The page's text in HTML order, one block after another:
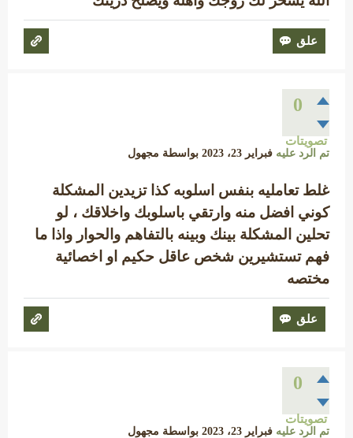
0
تصويتات
تم الرد عليه فبراير 23، 2023 بواسطة مجهول
غلط تعامليه بنفس اسلوبه كذا تزيدين المشكلة
كوني افضل منه وارتقي باسلوبك واخلاقك ، لو
تحلين المشكلة بينك وبينه بالتفاهم والحوار واذا ما
فهم تستشيرين شخص عاقل حكيم او اخصائية
مختصه
0
تصويتات
تم الرد عليه فبراير 23، 2023 بواسطة مجهول